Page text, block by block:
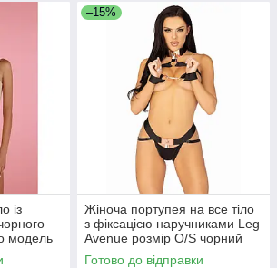
із
модель
Кайф
–15%
Жіноча портупея на все тіло
з фіксацією наручниками Leg
Avenue розмір O/S чорний
Кайф
Готово до відправки